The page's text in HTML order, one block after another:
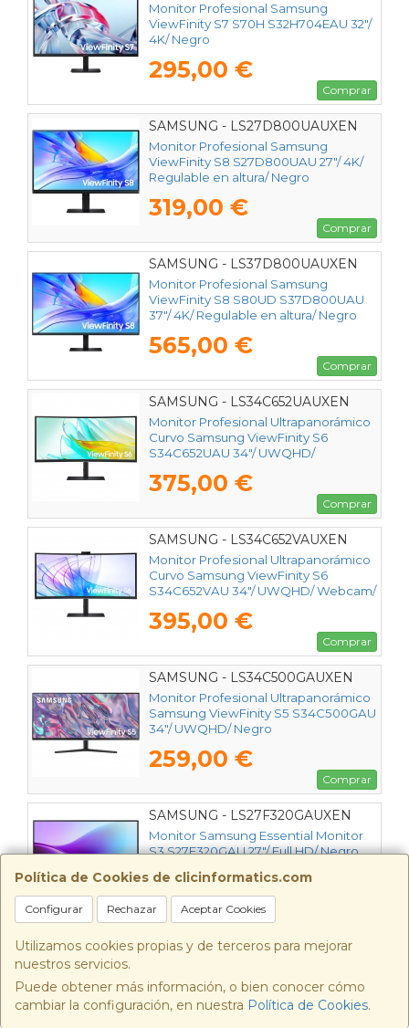
Monitor Profesional Samsung
ViewFinity S7 S70H S32H704EAU 32"/
4K/ Negro
295,00 €
Comprar
SAMSUNG - LS27D800UAUXEN
Monitor Profesional Samsung
ViewFinity S8 S27D800UAU 27"/ 4K/
Regulable en altura/ Negro
319,00 €
Comprar
SAMSUNG - LS37D800UAUXEN
Monitor Profesional Samsung
ViewFinity S8 S80UD S37D800UAU
37"/ 4K/ Regulable en altura/ Negro
565,00 €
Comprar
SAMSUNG - LS34C652UAUXEN
Monitor Profesional Ultrapanorámico
Curvo Samsung ViewFinity S6
S34C652UAU 34"/ UWQHD/
Negro
375,00 €
Comprar
SAMSUNG - LS34C652VAUXEN
Monitor Profesional Ultrapanorámico
Curvo Samsung ViewFinity S6
S34C652VAU 34"/ UWQHD/ Webcam/
Negro
395,00 €
Comprar
SAMSUNG - LS34C500GAUXEN
Monitor Profesional Ultrapanorámico
Samsung ViewFinity S5 S34C500GAU
34"/ UWQHD/ Negro
259,00 €
Comprar
SAMSUNG - LS27F320GAUXEN
Monitor Samsung Essential Monitor
S3 S27F320GAU 27"/ Full HD/ Negro
109,00 €
SAMSUNG - MUF-128BE4/APC
Titan Gray USB 3.1
Política de Cookies de clicinformatics.com
Configurar Rechazar Aceptar Cookies
Utilizamos cookies propias y de terceros para mejorar
nuestros servicios.
Puede obtener más información, o bien conocer cómo
cambiar la configuración, en nuestra Política de Cookies.